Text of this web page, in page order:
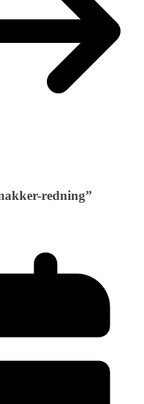
redning”